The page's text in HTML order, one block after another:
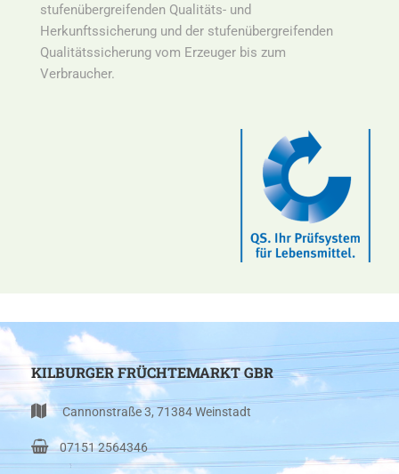
stufenübergreifenden Qualitäts- und
Herkunftssicherung und der stufenübergreifenden
Qualitätssicherung vom Erzeuger bis zum
Verbraucher.
KILBURGER FRÜCHTEMARKT GBR
Cannonstraße 3, 71384 Weinstadt
07151 2564346